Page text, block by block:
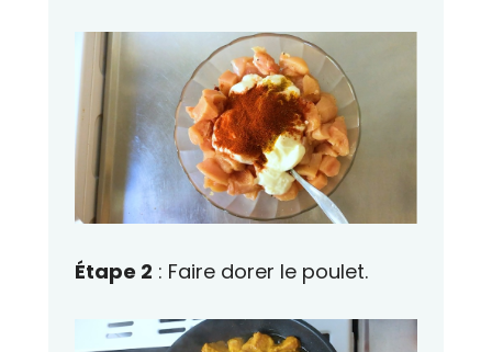
Étape 2 : Faire dorer le poulet.